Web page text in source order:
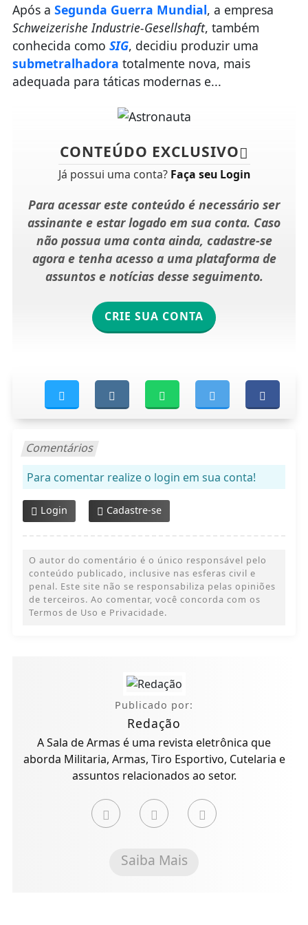
Após a Segunda Guerra Mundial, a empresa
Schweizerishe Industrie-Gesellshaft, também
conhecida como SIG, decidiu produzir uma
submetralhadora totalmente nova, mais
adequada para táticas modernas e...
CONTEÚDO EXCLUSIVO
Já possui uma conta? Faça seu Login
Para acessar este conteúdo é necessário ser
assinante e estar logado em sua conta. Caso
não possua uma conta ainda, cadastre-se
agora e tenha acesso a uma plataforma de
assuntos e notícias desse seguimento.
CRIE SUA CONTA
Comentários
Para comentar realize o login em sua conta!
Login Cadastre-se
O autor do comentário é o único responsável pelo
conteúdo publicado, inclusive nas esferas civil e
penal. Este site não se responsabiliza pelas opiniões
de terceiros. Ao comentar, você concorda com os
Termos de Uso e Privacidade.
Publicado por:
Redação
A Sala de Armas é uma revista eletrônica que
aborda Militaria, Armas, Tiro Esportivo, Cutelaria e
assuntos relacionados ao setor.
Saiba Mais